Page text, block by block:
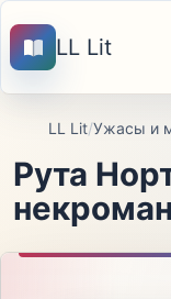
LL Lit
LL Lit/Ужасы и
Рута